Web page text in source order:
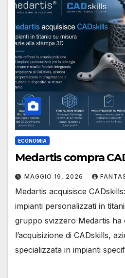
ECONOMIA
Medartis compra
MAGGIO 19, 2026
Medartis acquisisce
impianti personalizzati in
gruppo svizzero Medartis ha
l’acquisizione di CADskills,
specializzata in impianti